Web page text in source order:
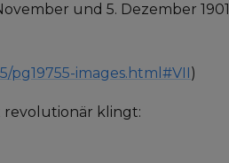
und 5. Dezember 1901
pg19755-images.html#VII)
revolutionär klingt: